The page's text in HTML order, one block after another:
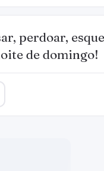
perdoar,
de domingo!